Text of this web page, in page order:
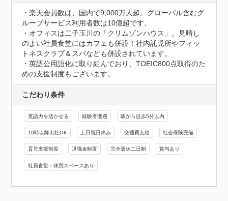
・楽天会員数は、国内で9,000万人超。グローバル含むグ
ループサービス利用者数は10億超です。
・オフィスは二子玉川の「クリムゾンハウス」。見晴し
のよい社員食堂にはカフェも併設！社内託児所やフィッ
トネスクラブ＆スパなども併設されています。
・英語公用語化に取り組んでおり、TOEIC800点取得のた
めの支援制度もございます。
こだわり条件
英語力を活かせる 経験者優遇 駅から徒歩5分以内
10時以降出社OK 土日祝日休み 交通費支給 社会保険完備
育児支援制度 退職金制度 完全週休二日制 賞与あり
社員食堂・休憩スペースあり